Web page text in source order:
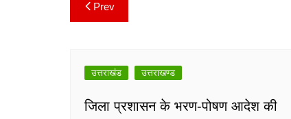
Post
navigation
Prev
उत्तराखंड उत्तराखण्ड
जिला प्रशासन के भरण-पोषण आदेश की